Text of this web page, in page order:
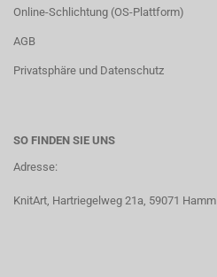
Online-Schlichtung (OS-Plattform)
AGB
Privatsphäre und Datenschutz
SO FINDEN SIE UNS
Adresse:
KnitArt, Hartriegelweg 21a, 59071 Hamm